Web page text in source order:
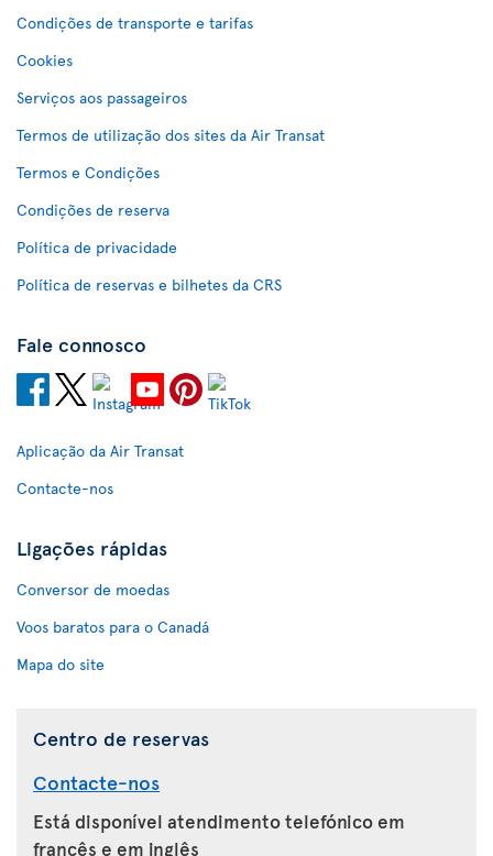
Condições de transporte e tarifas
Cookies
Serviços aos passageiros
Termos de utilização dos sites da Air Transat
Termos e Condições
Condições de reserva
Política de privacidade
Política de reservas e bilhetes da CRS
Fale connosco
Aplicação da Air Transat
Contacte-nos
Ligações rápidas
Conversor de moedas
Voos baratos para o Canadá
Mapa do site
Centro de reservas
Contacte-nos
Está disponível atendimento telefónico em
francês e em inglês